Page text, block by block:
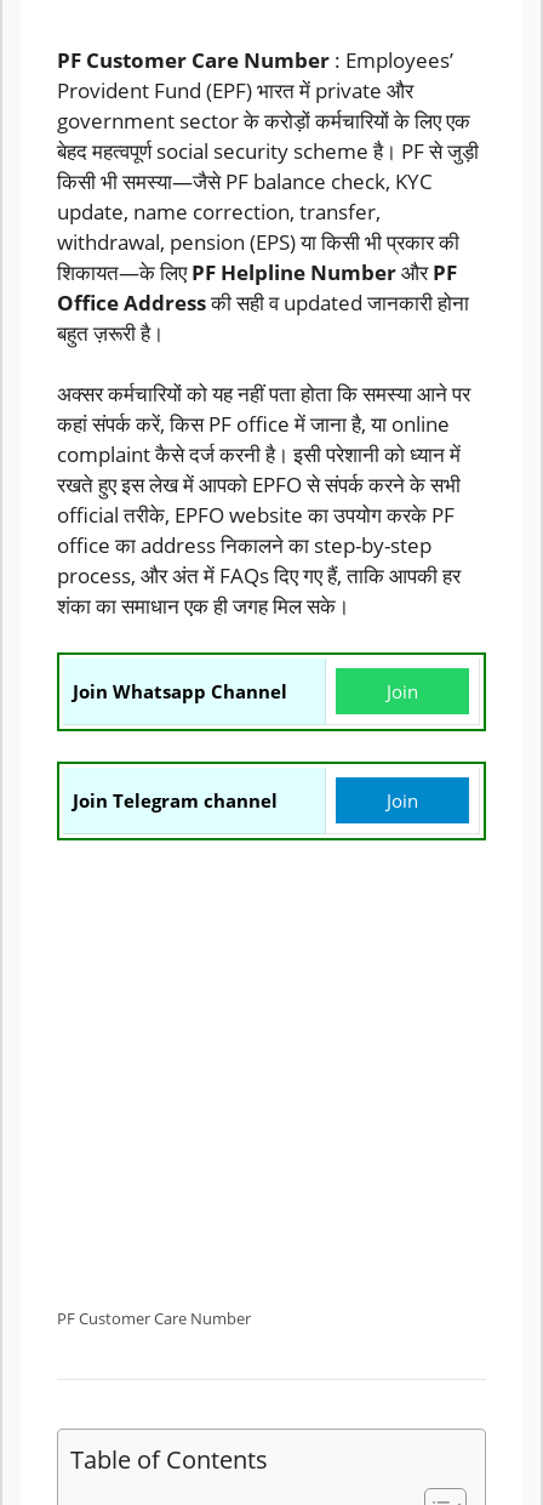
PF Customer Care Number : Employees’
Provident Fund (EPF) भारत में private और
government sector के करोड़ों कर्मचारियों के लिए एक
बेहद महत्वपूर्ण social security scheme है। PF से जुड़ी
किसी भी समस्या—जैसे PF balance check, KYC
update, name correction, transfer,
withdrawal, pension (EPS) या किसी भी प्रकार की
शिकायत—के लिएPF Helpline NumberऔरPF
Office Addressकी सही व updated जानकारी होना
बहुत ज़रूरी है।
अक्सर कर्मचारियों को यह नहीं पता होता कि समस्या आने पर
कहां संपर्क करें, किस PF office में जाना है, या online
complaint कैसे दर्ज करनी है। इसी परेशानी को ध्यान में
रखते हुए इस लेख में आपको EPFO से संपर्क करने के सभी
official तरीके, EPFO website का उपयोग करके PF
office का address निकालने का step-by-step
process, और अंत में FAQs दिए गए हैं, ताकि आपकी हर
शंका का समाधान एक ही जगह मिल सके।
Join Whatsapp Channel Join
Join Telegram channel Join
PF Customer Care Number
Table of Contents